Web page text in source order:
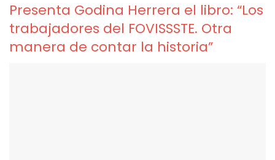
Presenta Godina Herrera el libro: “Los
trabajadores del FOVISSSTE. Otra
manera de contar la historia”